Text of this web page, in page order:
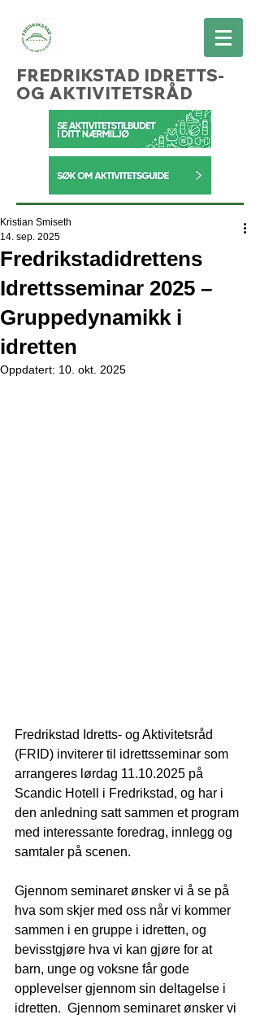
FREDRIKSTAD IDRETTS-
OG AKTIVITETSRÅD
Fredrikstadidrettens
Idrettsseminar 2025 –
Gruppedynamikk i
idretten
Kristian Smiseth
14. sep. 2025
Oppdatert: 10. okt. 2025
Fredrikstad Idretts- og Aktivitetsråd
(FRID) inviterer til idrettsseminar som
arrangeres lørdag 11.10.2025 på
Scandic Hotell i Fredrikstad, og har i
den anledning satt sammen et program
med interessante foredrag, innlegg og
samtaler på scenen.
Gjennom seminaret ønsker vi å se på
hva som skjer med oss når vi kommer
sammen i en gruppe i idretten, og
bevisstgjøre hva vi kan gjøre for at
barn, unge og voksne får gode
opplevelser gjennom sin deltagelse i
idretten.  Gjennom seminaret ønsker vi